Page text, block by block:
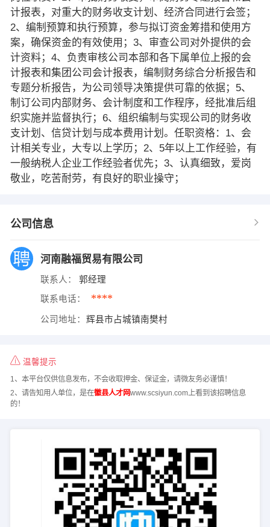
计报表，对重大的财务收支计划、经济合同进行会签；
2、编制预算和执行预算，参与拟订资金筹措和使用方
案，确保资金的有效使用；3、审查公司对外提供的会
计资料；4、负责审核公司本部和各下属单位上报的会
计报表和集团公司会计报表，编制财务综合分析报告和
专题分析报告，为公司领导决策提供可靠的依据；5、
制订公司内部财务、会计制度和工作程序，经批准后组
织实施并监督执行；6、组织编制与实现公司的财务收
支计划、信贷计划与成本费用计划。任职资格：1、会
计相关专业，大专以上学历；2、5年以上工作经验，有
一般纳税人企业工作经验者优先；3、认真细致，爱岗
敬业，吃苦耐劳，有良好的职业操守；
公司信息
河南融福贸易有限公司
联系人： 郭经理
联系电话： ****
公司地址： 辉县市占城镇南樊村
温馨提示
1、本平台仅供信息发布，不会收取押金、保证金，请微友务必谨慎！
2、请告知用人单位，是在徽县人才网www.scsiyun.com上看到该招聘信息
的！